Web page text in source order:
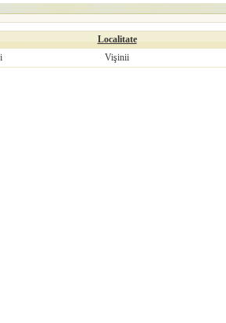
Localitate
Vişinii